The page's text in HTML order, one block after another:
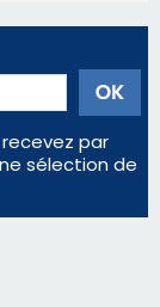
par
sélection de